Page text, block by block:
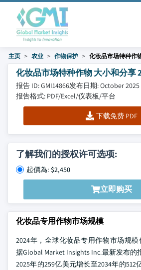
主页 农业 作物保护 化妆品市场特种作
化妆品市场特种作物 大小和分享
报告 ID: GMI14866发布日期: October 2025
报告格式: PDF/Excel/仪表板/平台
下载免费 PDF
了解我们的授权许可选项:
起價為: $2,450
立即购买
化妆品专用作物市场规模
2024年，全球化妆品专用作物市场规
据Global Market Insights Inc.最新发布
2025年的259亿美元增长至2034年的